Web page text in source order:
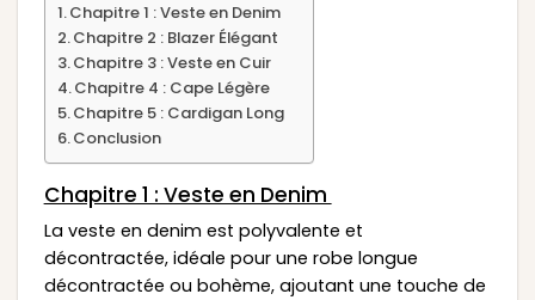
Chapitre 1 : Veste en Denim
Chapitre 2 : Blazer Élégant
Chapitre 3 : Veste en Cuir
Chapitre 4 : Cape Légère
Chapitre 5 : Cardigan Long
Conclusion
Chapitre 1 : Veste en Denim
La veste en denim est polyvalente et
décontractée, idéale pour une robe longue
décontractée ou bohème, ajoutant une touche de